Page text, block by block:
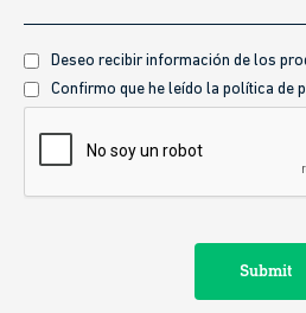
Recibir
información
Deseo recibir información de los
Política
de
privacidad
Confirmo que he leído la política de